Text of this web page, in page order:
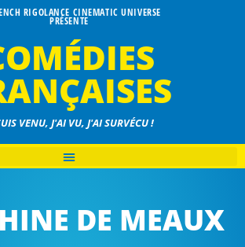
RIGOLANCE CINEMATIC UNIVERSE
PRÉSENTE
VENU, J'AI VU, J'AI SURVÉCU !
DE MEAUX